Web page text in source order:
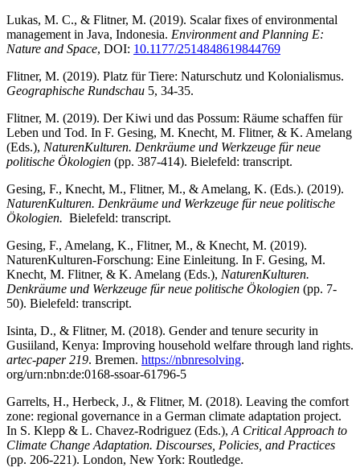
Lukas, M. C., & Flitner, M. (2019). Scalar fixes of environmental
management in Java, Indonesia. Environment and Planning E:
Nature and Space, DOI: 10.1177/2514848619844769
Flitner, M. (2019). Platz für Tiere: Naturschutz und Kolonialismus.
Geographische Rundschau 5, 34-35.
Flitner, M. (2019). Der Kiwi und das Possum: Räume schaffen für
Leben und Tod. In F. Gesing, M. Knecht, M. Flitner, & K. Amelang
(Eds.), NaturenKulturen. Denkräume und Werkzeuge für neue
politische Ökologien (pp. 387-414). Bielefeld: transcript.
Gesing, F., Knecht, M., Flitner, M., & Amelang, K. (Eds.). (2019).
NaturenKulturen. Denkräume und Werkzeuge für neue politische
Ökologien. Bielefeld: transcript.
Gesing, F., Amelang, K., Flitner, M., & Knecht, M. (2019).
NaturenKulturen-Forschung: Eine Einleitung. In F. Gesing, M.
Knecht, M. Flitner, & K. Amelang (Eds.), NaturenKulturen.
Denkräume und Werkzeuge für neue politische Ökologien (pp. 7-
50). Bielefeld: transcript.
Isinta, D., & Flitner, M. (2018). Gender and tenure security in
Gusiiland, Kenya: Improving household welfare through land rights.
artec-paper 219. Bremen. https://nbnresolving.
org/urn:nbn:de:0168-ssoar-61796-5
Garrelts, H., Herbeck, J., & Flitner, M. (2018). Leaving the comfort
zone: regional governance in a German climate adaptation project.
In S. Klepp & L. Chavez-Rodriguez (Eds.), A Critical Approach to
Climate Change Adaptation. Discourses, Policies, and Practices
(pp. 206-221). London, New York: Routledge.